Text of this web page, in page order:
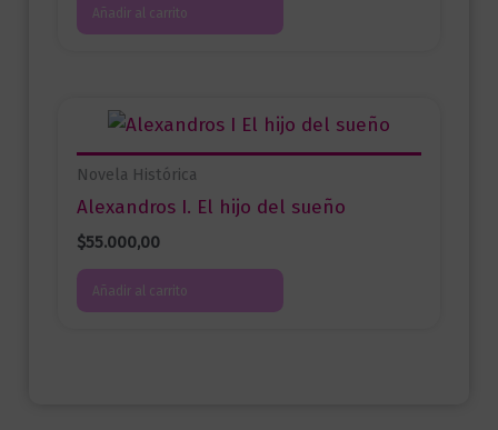
Añadir al carrito
Novela Histórica
Alexandros I. El hijo del sueño
$55.000,00
Añadir al carrito